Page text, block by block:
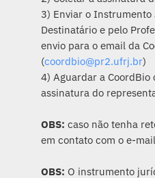
3) Enviar o
Destinatário e pelo
envio para o email da
(coordbio@pr2.ufrj.br)
4) Aguardar a
assinatura do
OBS: caso não tenha
em contato com o e-
OBS: O instrumento